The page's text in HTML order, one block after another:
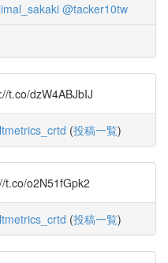
@tacker10tw
t.co/dzW4ABJbIJ
(投稿一覧)
t.co/o2N51fGpk2
(投稿一覧)